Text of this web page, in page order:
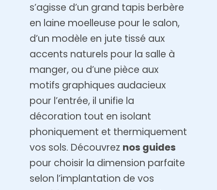
s’agisse d’un grand tapis berbère
en laine moelleuse pour le salon,
d’un modèle en jute tissé aux
accents naturels pour la salle à
manger, ou d’une pièce aux
motifs graphiques audacieux
pour l’entrée, il unifie la
décoration tout en isolant
phoniquement et thermiquement
vos sols. Découvrez nos guides
pour choisir la dimension parfaite
selon l’implantation de vos